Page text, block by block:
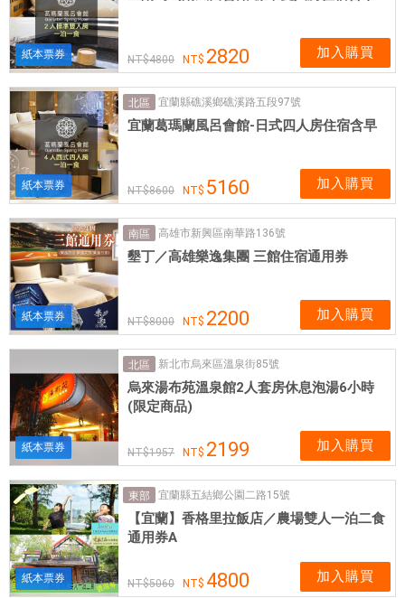
紙本票券 4800 2820 加入購買
紙本票券
北區 宜蘭縣礁溪鄉礁溪路五段97號
宜蘭葛瑪蘭風呂會館-日式四人房住宿含早
8600 5160 加入購買
紙本票券
南區 高雄市新興區南華路136號
墾丁／高雄樂逸集團 三館住宿通用券
8000 2200 加入購買
紙本票券
北區 新北市烏來區溫泉街85號
烏來湯布苑溫泉館2人套房休息泡湯6小時
(限定商品)
1957 2199 加入購買
紙本票券
東部 宜蘭縣五結鄉公園二路15號
【宜蘭】香格里拉飯店／農場雙人一泊二食
通用券A
5060 4800 加入購買